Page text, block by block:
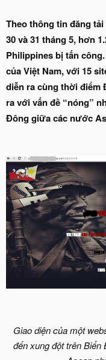
Theo thông tin đăng
30 và 31 tháng 5, hơn
Philippines bị tấn
của Việt Nam, với 15
diễn ra cùng thời điểm
ra với vấn đề “nóng”
Đông giữa các nước
Giao diện của một
đến xung đột trên